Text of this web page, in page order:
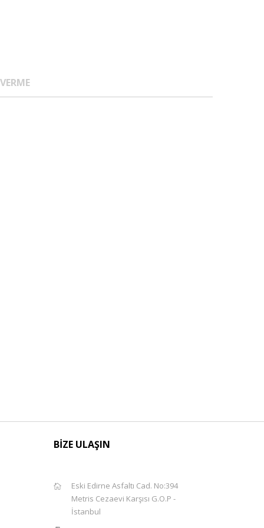
BİZE ULAŞIN
Eski Edirne Asfaltı Cad. No:394
Metris Cezaevi Karşısı G.O.P -
İstanbul